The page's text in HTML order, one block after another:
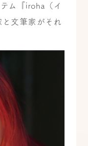
ム『iroha（イ
文筆家がそれ